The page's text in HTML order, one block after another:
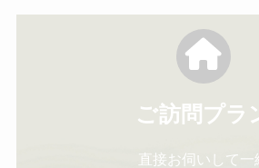
ご訪問プラ
直接お伺いして一